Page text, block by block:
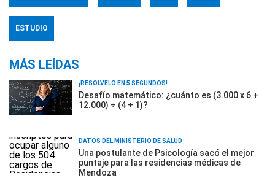
ESTUDIO
MÁS LEÍDAS
¡RESOLVELO EN 5 SEGUNDOS!
Desafío matemático: ¿cuánto es (3.000 x 6 +
12.000) ÷ (4 + 1)?
DATOS DEL MINISTERIO DE SALUD
Una postulante de Psicología sacó el mejor
puntaje para las residencias médicas de
Mendoza